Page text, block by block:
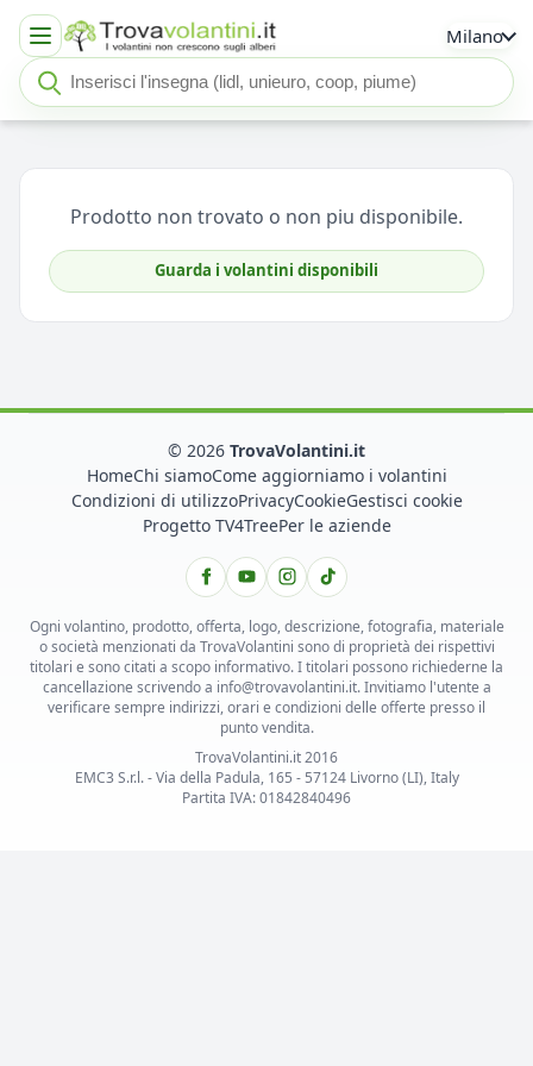
Milano
Cerca insegna o negozio
Seleziona un'insegna
Prodotto non trovato o non piu disponibile.
Guarda i volantini disponibili
© 2026 TrovaVolantini.it
HomeChi siamoCome aggiorniamo i volantini
Condizioni di utilizzoPrivacyCookieGestisci cookie
Progetto TV4TreePer le aziende
Ogni volantino, prodotto, offerta, logo, descrizione, fotografia, materiale
o società menzionati da TrovaVolantini sono di proprietà dei rispettivi
titolari e sono citati a scopo informativo. I titolari possono richiederne la
cancellazione scrivendo a info@trovavolantini.it. Invitiamo l'utente a
verificare sempre indirizzi, orari e condizioni delle offerte presso il
punto vendita.
TrovaVolantini.it 2016
EMC3 S.r.l. - Via della Padula, 165 - 57124 Livorno (LI), Italy
Partita IVA: 01842840496